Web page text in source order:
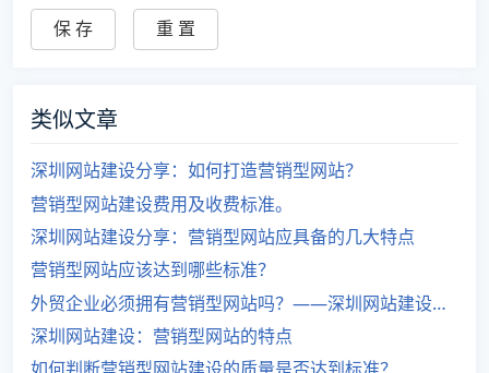
类似文章
深圳网站建设分享：如何打造营销型网站？
营销型网站建设费用及收费标准。
深圳网站建设分享：营销型网站应具备的几大特点
营销型网站应该达到哪些标准？
外贸企业必须拥有营销型网站吗？——深圳网站建设经验分享
深圳网站建设：营销型网站的特点